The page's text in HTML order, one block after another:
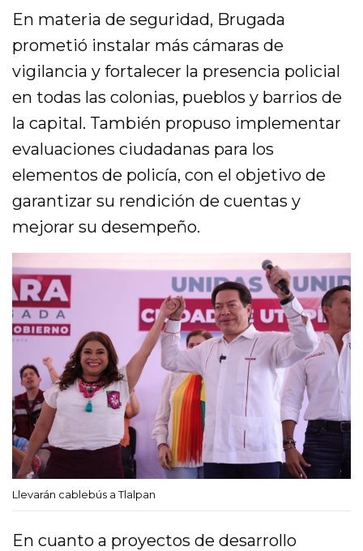
En materia de seguridad, Brugada
prometió instalar más cámaras de
vigilancia y fortalecer la presencia policial
en todas las colonias, pueblos y barrios de
la capital. También propuso implementar
evaluaciones ciudadanas para los
elementos de policía, con el objetivo de
garantizar su rendición de cuentas y
mejorar su desempeño.
Llevarán cablebús a Tlalpan
En cuanto a proyectos de desarrollo